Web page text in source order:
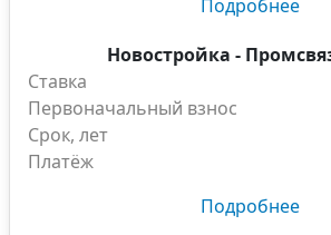
Подробнее
Новостройка -
Ставка
Первоначальный взнос
Срок, лет
Платёж
Подробнее